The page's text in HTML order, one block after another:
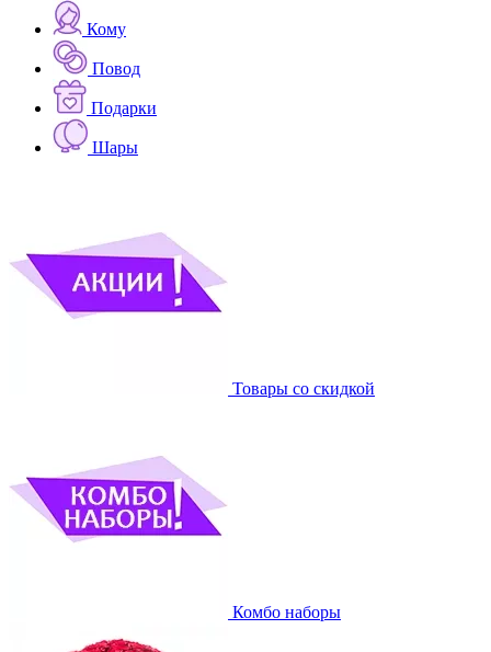
Кому
Повод
Подарки
Шары
Товары со скидкой
Комбо наборы